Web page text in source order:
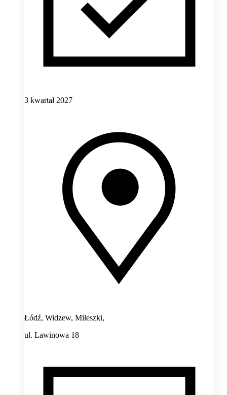
3 kwartał 2027
Łódź, Widzew, Mileszki,
ul. Lawinowa 18